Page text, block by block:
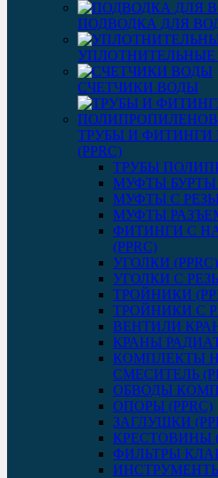
ПОДВОДКА ДЛЯ
СЧЕТЧИКИ ВОДЫ
ТРУБЫ И
(PPRC)
ТРУБЫ
МУФТЫ БУРТЫ
МУФТЫ C
МУФТЫ
ФИТИНГИ С
(PPRC)
УГОЛКИ (PPRC)
УГОЛКИ С
ТРОЙНИКИ
ТРОЙНИКИ С
ВЕНТИЛИ
КРАНЫ
КОМПЛЕКТЫ
СМЕСИТЕЛЬ
ОБВОДЫ
ОПОРЫ (PPRC)
ЗАГЛУШКИ
КРЕСТОВИНЫ
ФИЛЬТРЫ
ИНСТРУМЕНТЫ